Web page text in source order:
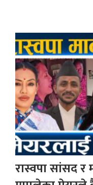
रास्वपा सांसद र